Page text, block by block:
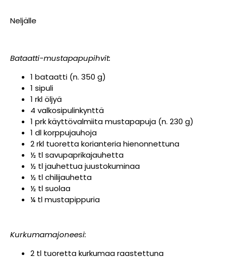
Neljälle
Bataatti-mustapapupihvit:
1 bataatti (n. 350 g)
1 sipuli
1 rkl öljyä
4 valkosipulinkynttä
1 prk käyttövalmiita mustapapuja (n. 230 g)
1 dl korppujauhoja
2 rkl tuoretta korianteria hienonnettuna
½ tl savupaprikajauhetta
½ tl jauhettua juustokuminaa
½ tl chilijauhetta
½ tl suolaa
¼ tl mustapippuria
Kurkumamajoneesi:
2 tl tuoretta kurkumaa raastettuna